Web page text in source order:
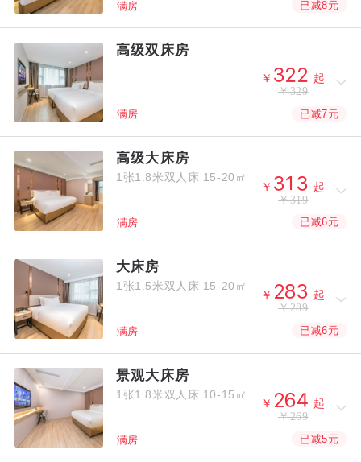
满房 已减8元
高级双床房
￥  
起
￥329
满房 已减7元
高级大床房
1张1.8米双人床 15-20㎡
￥   起
￥319
满房 已减6元
大床房
1张1.5米双人床 15-20㎡
￥  起
￥289
满房 已减6元
景观大床房
1张1.8米双人床 10-15㎡
￥  起
￥269
满房 已减5元